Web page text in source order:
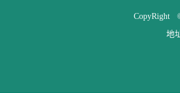
CopyRight
地